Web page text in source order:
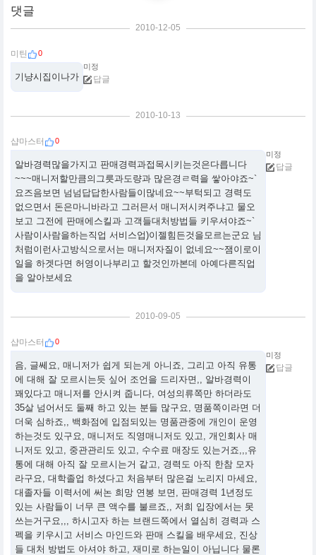
댓글
2010-12-05
미틴 0
기냥시집이나가
미정
답글
2010-10-13
샵마스터 0
알바경력많을가지고 판매경력과접목시키는것은다릅니다
~~~매니저할만큼의그릇과도량과 많은경ㄹ력을 쌓아야죠~`
요즈음보면 넘넘답답한사람들이많네요~~부턱되고 경력도
없으면서 돈은마니바라고 그러믄서 매니저시켜주냐고 물오
보고 그전에 판매에스킬과 고객들대처방법들 키우셔야죠~`
사람이사람을하는직업 서비스업)이젤힘든것을모르는군요 님
처럼이런사고방식으로서는 매니저자질이 없네요~~잼이로이
일을 하겟다면 허영이나부리고 할것인까본데 아예다른직업
을 알아보세요
미정
답글
2010-09-05
샵마스터 0
음, 글쎄요, 매니저가 쉽게 되는게 아니죠, 그리고 아직 유통
에 대해 잘 모르시는듯 싶어 조언을 드리자면,, 알바경력이
꽤있다고 매니저를 안시켜 줍니다, 여성의류쪽만 하더라도
35살 넘어서도 둘째 하고 있는 분들 많구요, 명품쪽이라면 더
더욱 심하죠,, 백화점에 입점되있는 명품관중에 개인이 운영
하는것도 있구요, 매니저도 직영매니저도 있고, 개인회사 매
니저도 있고, 중관관리도 있고, 수수료 매장도 있는거죠,,,유
통에 대해 아직 잘 모르시는거 같고, 경력도 아직 한참 모자
라구요, 대학졸업 하셨다고 처음부터 많은걸 노리지 마세요,
대졸자들 이력서에 써논 희망 연봉 보면, 판매경력 1년정도
있는 사람들이 너무 큰 액수를 불르죠,, 저희 입장에서는 못
쓰는거구요,,, 하시고자 하는 브랜드쪽에서 열심히 경력과 스
펙을 키우시고 서비스 마인드와 판매 스킬을 배우세요, 진상
들 대처 방법도 아셔야 하고, 재미로 하는일이 아닙니다 물론
미정
답글